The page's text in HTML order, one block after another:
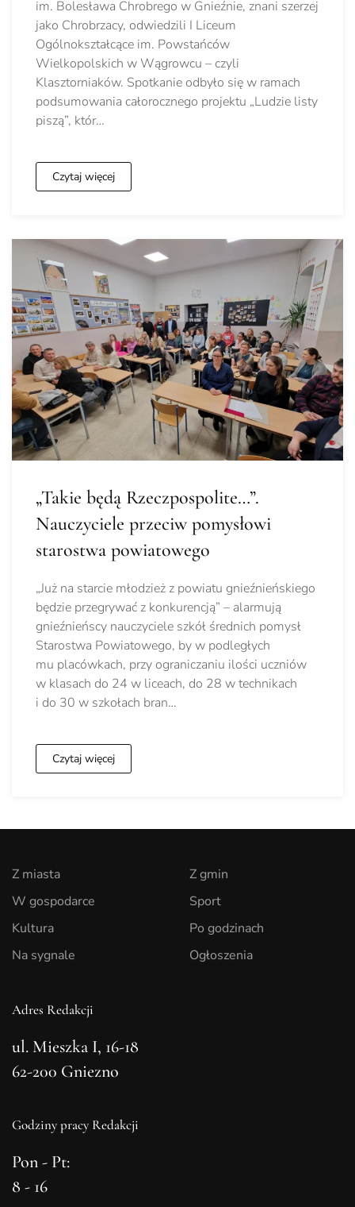
im. Bolesława Chrobrego w Gnieźnie, znani szerzej
jako Chrobrzacy, odwiedzili I Liceum
Ogólnokształcące im. Powstańców
Wielkopolskich w Wągrowcu – czyli
Klasztorniaków. Spotkanie odbyło się w ramach
podsumowania całorocznego projektu „Ludzie listy
piszą”, któr…
Czytaj więcej
„Takie będą Rzeczpospolite…”.
Nauczyciele przeciw pomysłowi
starostwa powiatowego
„Już na starcie młodzież z powiatu gnieźnieńskiego
będzie przegrywać z konkurencją” – alarmują
gnieźnieńscy nauczyciele szkół średnich pomysł
Starostwa Powiatowego, by w podległych
mu placówkach, przy ograniczaniu ilości uczniów
w klasach do 24 w liceach, do 28 w technikach
i do 30 w szkołach bran…
Czytaj więcej
Z miasta
W gospodarce
Kultura
Na sygnale
Z gmin
Sport
Po godzinach
Ogłoszenia
Adres Redakcji
ul. Mieszka I, 16-18
62-200 Gniezno
Godziny pracy Redakcji
Pon - Pt:
8 - 16